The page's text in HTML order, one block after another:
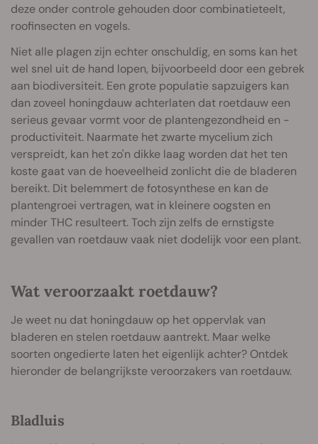
deze onder controle gehouden door combinatieteelt,
roofinsecten en vogels.
Niet alle plagen zijn echter onschuldig, en soms kan het
wel snel uit de hand lopen, bijvoorbeeld door een gebrek
aan biodiversiteit. Een grote populatie sapzuigers kan
dan zoveel honingdauw achterlaten dat roetdauw een
serieus gevaar vormt voor de plantengezondheid en -
productiviteit. Naarmate het zwarte mycelium zich
verspreidt, kan het zo'n dikke laag worden dat het ten
koste gaat van de hoeveelheid zonlicht die de bladeren
bereikt. Dit belemmert de fotosynthese en kan de
plantengroei vertragen, wat in kleinere oogsten en
minder THC resulteert. Toch zijn zelfs de ernstigste
gevallen van roetdauw vaak niet dodelijk voor een plant.
Wat veroorzaakt roetdauw?
Je weet nu dat honingdauw op het oppervlak van
bladeren en stelen roetdauw aantrekt. Maar welke
soorten ongedierte laten het eigenlijk achter? Ontdek
hieronder de belangrijkste veroorzakers van roetdauw.
Bladluis